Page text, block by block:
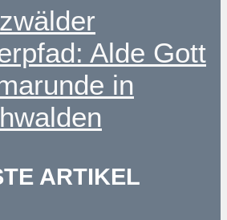
Alde Gott
in
ARTIKEL